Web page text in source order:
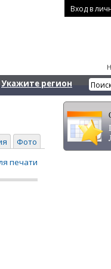
Вход в
Укажите регион
Фото
печати